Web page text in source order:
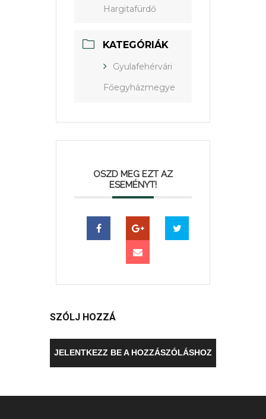
Hargitafürdő
KATEGÓRIÁK
Gyulafehérvári
Főegyházmegye
OSZD MEG EZT AZ
ESEMÉNYT!
SZÓLJ HOZZÁ
JELENTKEZZ BE A HOZZÁSZÓLÁSHOZ